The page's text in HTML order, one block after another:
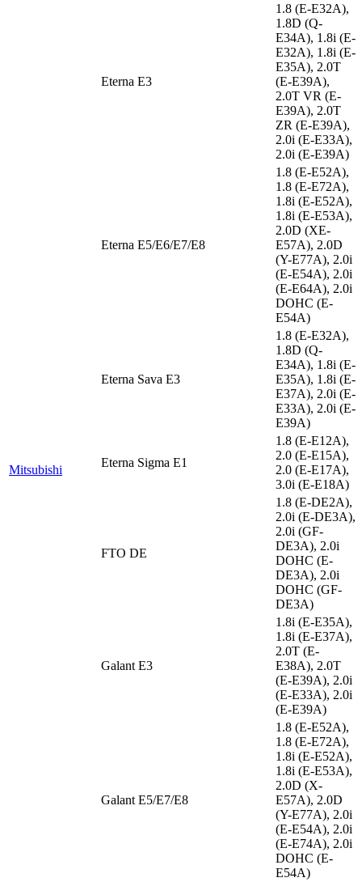
Mitsubishi
Eterna E3
1.8 (E-E32A),
1.8D (Q-
E34A), 1.8i (E-
E32A), 1.8i (E-
E35A), 2.0T
(E-E39A),
2.0T VR (E-
E39A), 2.0T
ZR (E-E39A),
2.0i (E-E33A),
2.0i (E-E39A)
Eterna E5/E6/E7/E8
1.8 (E-E52A),
1.8 (E-E72A),
1.8i (E-E52A),
1.8i (E-E53A),
2.0D (XE-
E57A), 2.0D
(Y-E77A), 2.0i
(E-E54A), 2.0i
(E-E64A), 2.0i
DOHC (E-
E54A)
Eterna Sava E3
1.8 (E-E32A),
1.8D (Q-
E34A), 1.8i (E-
E35A), 1.8i (E-
E37A), 2.0i (E-
E33A), 2.0i (E-
E39A)
Eterna Sigma E1
1.8 (E-E12A),
2.0 (E-E15A),
2.0 (E-E17A),
3.0i (E-E18A)
FTO DE
1.8 (E-DE2A),
2.0i (E-DE3A),
2.0i (GF-
DE3A), 2.0i
DOHC (E-
DE3A), 2.0i
DOHC (GF-
DE3A)
Galant E3
1.8i (E-E35A),
1.8i (E-E37A),
2.0T (E-
E38A), 2.0T
(E-E39A), 2.0i
(E-E33A), 2.0i
(E-E39A)
Galant E5/E7/E8
1.8 (E-E52A),
1.8 (E-E72A),
1.8i (E-E52A),
1.8i (E-E53A),
2.0D (X-
E57A), 2.0D
(Y-E77A), 2.0i
(E-E54A), 2.0i
(E-E74A), 2.0i
DOHC (E-
E54A)